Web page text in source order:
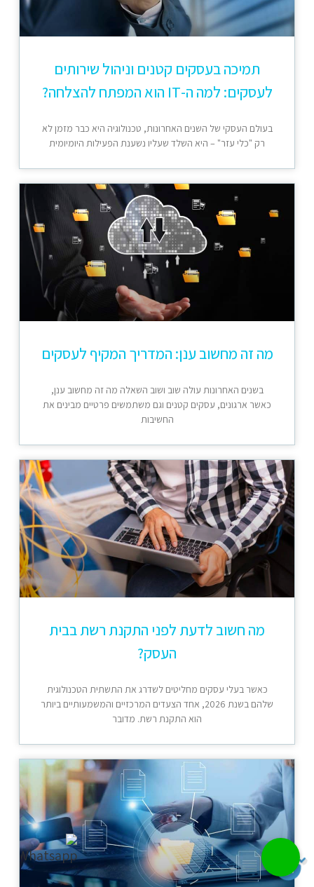
תמיכה בעסקים קטנים וניהול שירותים
לעסקים: למה ה-IT הוא המפתח להצלחה?
בעולם העסקי של השנים האחרונות, טכנולוגיה היא כבר מזמן לא
רק "כלי עזר" – היא השלד שעליו נשענת הפעילות היומיומית
מה זה מחשוב ענן: המדריך המקיף לעסקים
בשנים האחרונות עולה שוב ושוב השאלה מה זה מחשוב ענן,
כאשר ארגונים, עסקים קטנים וגם משתמשים פרטיים מבינים את
החשיבות
מה חשוב לדעת לפני התקנת רשת בבית
העסק?
כאשר בעלי עסקים מחליטים לשדרג את התשתית הטכנולוגית
שלהם בשנת 2026, אחד הצעדים המרכזיים והמשמעותיים ביותר
הוא התקנת רשת. מדובר